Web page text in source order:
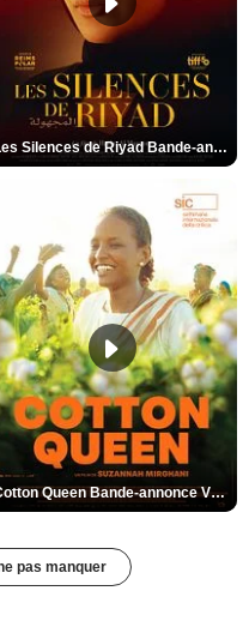
Les Silences de Riyad Bande-annonce VO STFR
Cotton Queen Bande-annonce VO STFR
pas manquer